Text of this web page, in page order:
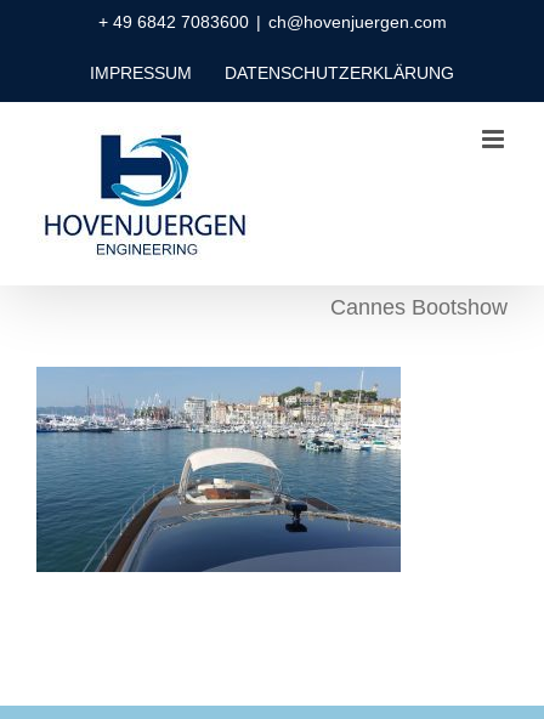
+ 49 6842 7083600 | ch@hovenjuergen.com
IMPRESSUM DATENSCHUTZERKLÄRUNG
Cannes Bootshow